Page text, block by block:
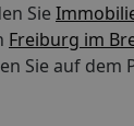
Sie
Freiburg im
Sie auf dem